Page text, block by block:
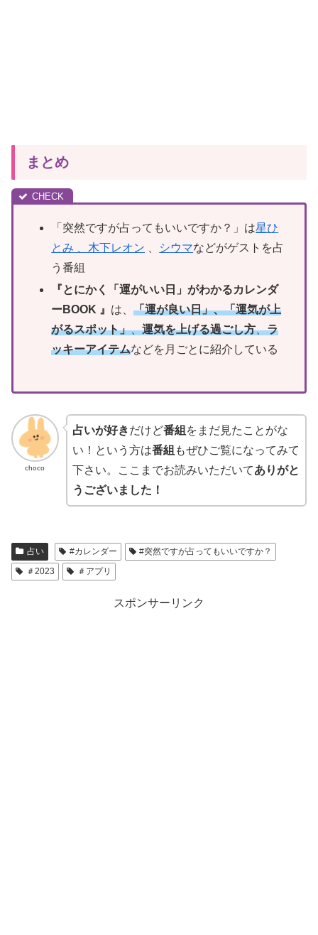
まとめ
「突然ですが占ってもいいですか？」は星ひ
とみ 、木下レオン シウマなどがゲストを占
う番組
『とにかく「運がいい日」がわかるカレンダ
ーBOOK 』 は、「運が良い日」、「運気が上
がるスポット」、運気を上げる過ごし方、ラ
ッキーアイテムなどを月ごとに紹介している
choco
占いが好きだけど番組 をまだ見たことがな
い！という方は番組 もぜひご覧になってみて
下さい。ここまでお読みいただいてありがと
うございました！
占い #カレンダー
#突然ですが占ってもいいですか？
＃2023
＃アプリ
スポンサーリンク